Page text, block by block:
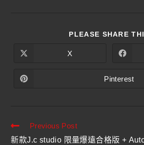
PLEASE SHARE
X
Pinterest
Previous Post
新款J.c studio 限量爆遠合格版 +